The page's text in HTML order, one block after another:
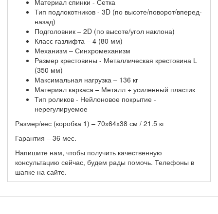
Материал спинки - Сетка
Тип подлокотников - 3D (по высоте/поворот/вперед-
назад)
Подголовник – 2D (по высоте/угол наклона)
Класс газлифта – 4 (80 мм)
Механизм – Синхромеханизм
Размер крестовины - Металлическая крестовина L
(350 мм)
Максимальная нагрузка – 136 кг
Материал каркаса – Металл + усиленный пластик
Тип роликов - Нейлоновое покрытие -
нерегулируемое
Размер/вес (коробка 1) – 70х64х38 см / 21.5 кг
Гарантия – 36 мес.
Напишите нам, чтобы получить качественную
консультацию сейчас, будем рады помочь. Телефоны в
шапке на сайте.